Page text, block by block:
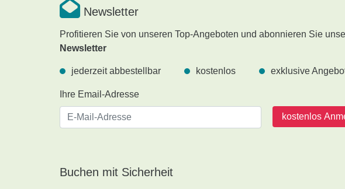
Newsletter
Profitieren Sie von unseren Top-Angeboten und abonnieren Sie
Newsletter
jederzeit abbestellbar kostenlos exklusive
Ihre Email-Adresse
kostenlos
Buchen mit Sicherheit